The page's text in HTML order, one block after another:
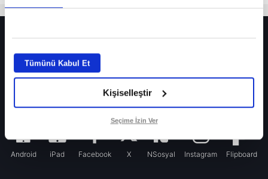
Tümünü Kabul Et
Kişiselleştir
Seçime İzin Ver
Fenerbahçe’de sürpriz ayrılık ihtimali! Devre arasında gelmişti
Fenerbahçe’nin yeni transferi Mason Greenwood için olay sözler!
Galatasaray’da rota yeniden Thiago Almada!
Android iPad Facebook X NSosyal Instagram Flipboard